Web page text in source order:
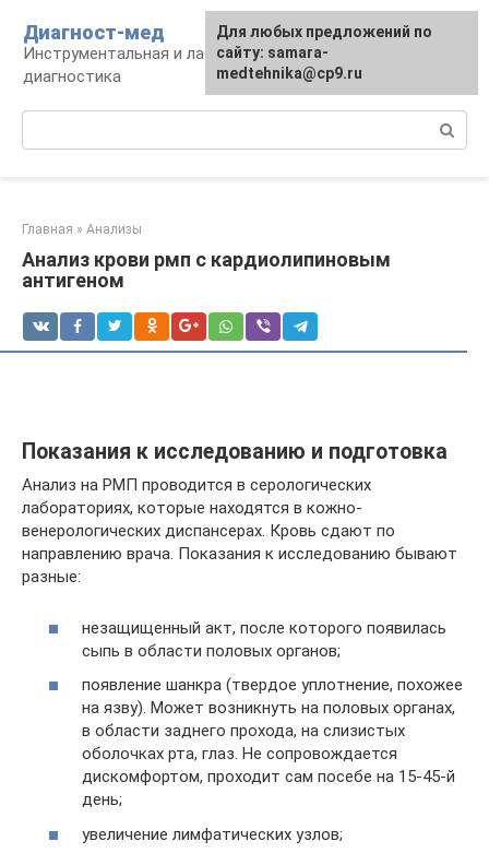
контенту
Диагност-мед
Инструментальная и лабораторная
диагностика
Главная » Анализы
Анализ крови рмп с кардиолипиновым
антигеном
Показания к исследованию и подготовка
Анализ на РМП проводится в серологических
лабораториях, которые находятся в кожно-
венерологических диспансерах. Кровь сдают по
направлению врача. Показания к исследованию бывают
разные:
незащищенный акт, после которого появилась
сыпь в области половых органов;
появление шанкра (твердое уплотнение, похожее
на язву). Может возникнуть на половых органах,
в области заднего прохода, на слизистых
оболочках рта, глаз. Не сопровождается
дискомфортом, проходит сам посебе на 15-45-й
день;
увеличение лимфатических узлов;
Для любых предложений по
сайту: samara-
medtehnika@cp9.ru